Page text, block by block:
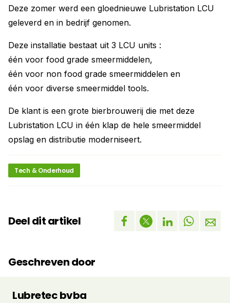
Deze zomer werd een gloednieuwe Lubristation LCU
geleverd en in bedrijf genomen.
Deze installatie bestaat uit 3 LCU units :
één voor food grade smeermiddelen,
één voor non food grade smeermiddelen en
één voor diverse smeermiddel tools.
De klant is een grote bierbrouwerij die met deze
Lubristation LCU in één klap de hele smeermiddel
opslag en distributie moderniseert.
Tech & Onderhoud
Deel dit artikel
Geschreven door
Lubretec bvba